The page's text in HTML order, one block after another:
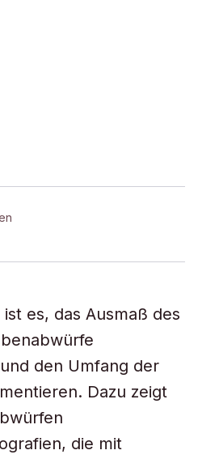
es, das Ausmaß des
den Umfang der
Dazu zeigt
die mit